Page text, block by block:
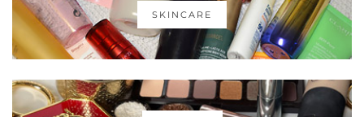
SKINCARE